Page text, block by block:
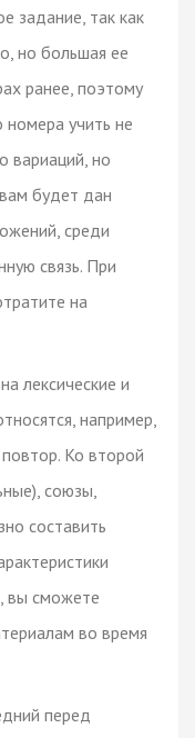
задание, так как
но большая ее
ранее, поэтому
номера учить не
вариаций, но
будет дан
среди
связь. При
на
лексические и
например,
Ко второй
союзы,
составить
вы сможете
во время
перед